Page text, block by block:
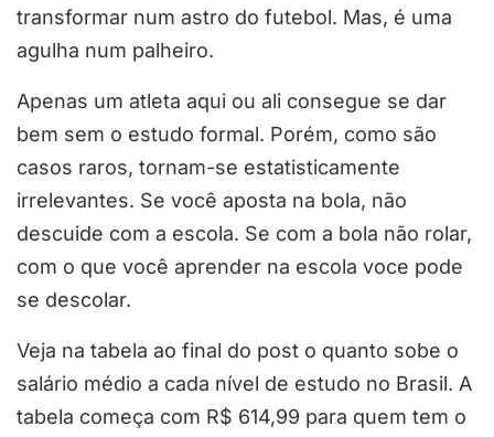
transformar num astro do futebol. Mas, é uma
agulha num palheiro.
Apenas um atleta aqui ou ali consegue se dar
bem sem o estudo formal. Porém, como são
casos raros, tornam-se estatisticamente
irrelevantes. Se você aposta na bola, não
descuide com a escola. Se com a bola não rolar,
com o que você aprender na escola voce pode
se descolar.
Veja na tabela ao final do post o quanto sobe o
salário médio a cada nível de estudo no Brasil. A
tabela começa com R$ 614,99 para quem tem o